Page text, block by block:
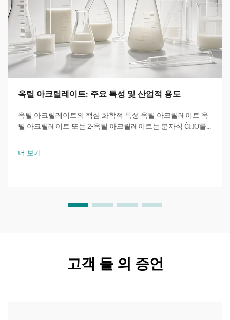
옥틸 아크릴레이트: 주요 특성 및 산업적 용도
옥틸 아크릴레이트의 핵심 화학적 특성 옥틸 아크릴레이트 옥
틸 아크릴레이트 또는 2-옥틸 아크릴레이트는 분자식 ĈH̊O̊를
더 보기
고객 들 의 증언